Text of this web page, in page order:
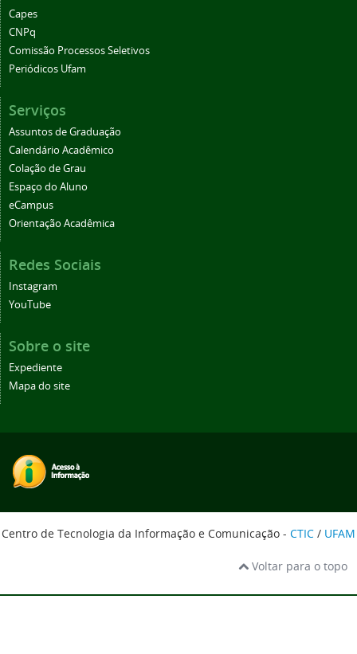
Capes
CNPq
Comissão Processos Seletivos
Periódicos Ufam
Serviços
Assuntos de Graduação
Calendário Acadêmico
Colação de Grau
Espaço do Aluno
eCampus
Orientação Acadêmica
Redes Sociais
Instagram
YouTube
Sobre o site
Expediente
Mapa do site
Centro de Tecnologia da Informação e Comunicação - CTIC / UFAM
Voltar para o topo